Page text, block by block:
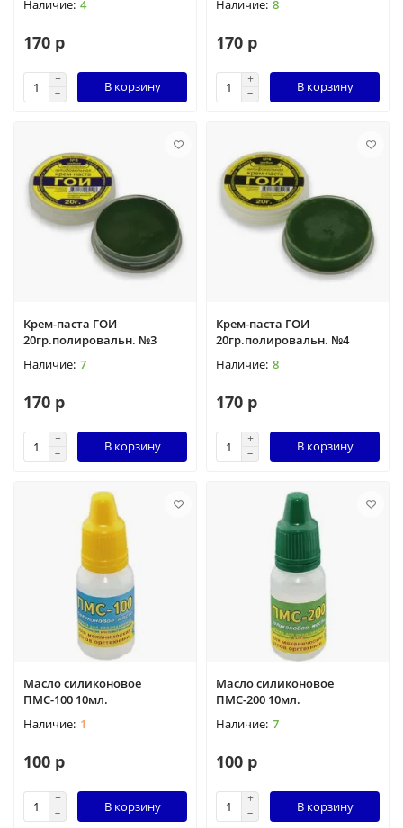
4
170 р
В корзину
8
170 р
В корзину
Крем-паста ГОИ
20гр.полировальн. №3
7
170 р
В корзину
Крем-паста ГОИ
20гр.полировальн. №4
8
170 р
В корзину
Масло силиконовое
ПМС-100 10мл.
1
100 р
В корзину
Масло силиконовое
ПМС-200 10мл.
7
100 р
В корзину